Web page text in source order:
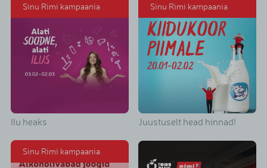
Sinu Rimi kampaania
Ilu heaks
Sinu Rimi kampaania
Juustuselt head hinnad!
Sinu Rimi kampaania